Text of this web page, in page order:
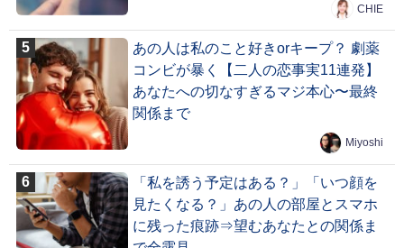
CHIE
あの人は私のこと好きorキープ？ 劇薬
コンビが暴く【二人の恋事実11連発】
あなたへの切なすぎるマジ本心〜最終
関係まで
Miyoshi
「私を誘う予定はある？」「いつ顔を
見たくなる？」あの人の部屋とスマホ
に残った痕跡⇒望むあなたとの関係ま